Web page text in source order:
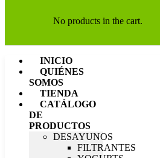
No products in the cart.
INICIO
QUIÉNES
SOMOS
TIENDA
CATÁLOGO
DE
PRODUCTOS
DESAYUNOS
FILTRANTES